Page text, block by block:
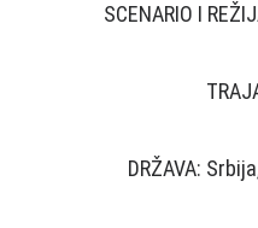
SCENARIO I
DRŽAVA: